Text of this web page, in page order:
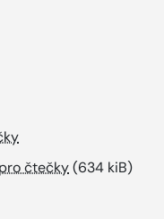
čtečky(634 kiB)